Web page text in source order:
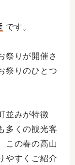
です。
祭りが開催さ
祭りのひとつ
並みが特徴
多くの観光客
この春の高山
やすくご紹介